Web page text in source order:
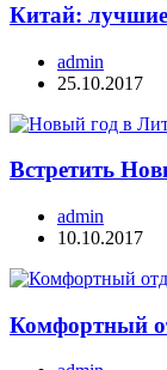
Китай:
admin
25.10.2017
Встретить
admin
10.10.2017
Комфортный